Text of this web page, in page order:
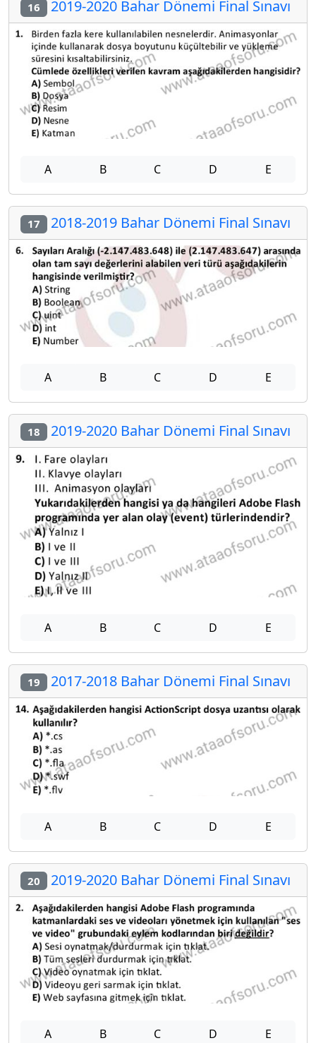
16 2019-2020 Bahar Dönemi Final Sınavı
A B C D E
17 2018-2019 Bahar Dönemi Final Sınavı
A B C D E
18 2019-2020 Bahar Dönemi Final Sınavı
A B C D E
19 2017-2018 Bahar Dönemi Final Sınavı
A B C D E
20 2019-2020 Bahar Dönemi Final Sınavı
A B C D E